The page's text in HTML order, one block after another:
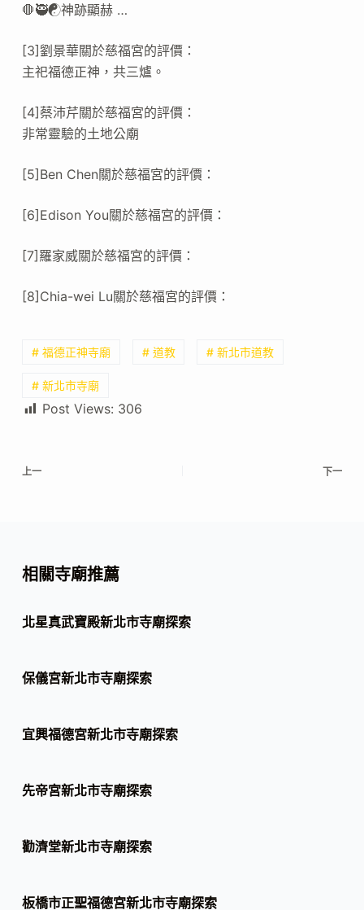
🛑🥷☯️神跡顯赫 …
[3]劉景華關於慈福宮的評價：
主祀福德正神，共三爐。
[4]蔡沛芹關於慈福宮的評價：
非常靈驗的土地公廟
[5]Ben Chen關於慈福宮的評價：
[6]Edison You關於慈福宮的評價：
[7]羅家威關於慈福宮的評價：
[8]Chia-wei Lu關於慈福宮的評價：
# 福德正神寺廟 # 道教 # 新北市道教
# 新北市寺廟
Post Views: 306
上一 下一
相關寺廟推薦
北星真武寶殿新北市寺廟探索
保儀宮新北市寺廟探索
宜興福德宮新北市寺廟探索
先帝宮新北市寺廟探索
勸濟堂新北市寺廟探索
板橋市正聖福德宮新北市寺廟探索